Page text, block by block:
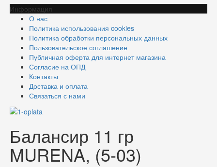
Информация
О нас
Политика использования cookies
Политика обработки персональных данных
Пользовательское соглашение
Публичная оферта для интернет магазина
Согласие на ОПД
Контакты
Доставка и оплата
Связаться с нами
Балансир 11 гр
MURENA, (5-03)